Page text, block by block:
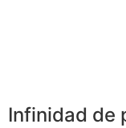
Infinidad de